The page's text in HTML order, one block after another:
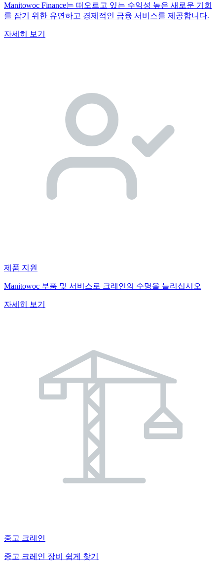
Manitowoc Finance는 떠오르고 있는 수익성 높은 새로운 기회
를 잡기 위한 유연하고 경제적인 금융 서비스를 제공합니다.
자세히 보기
제품 지원
Manitowoc 부품 및 서비스로 크레인의 수명을 늘리십시오
자세히 보기
중고 크레인
중고 크레인 장비 쉽게 찾기